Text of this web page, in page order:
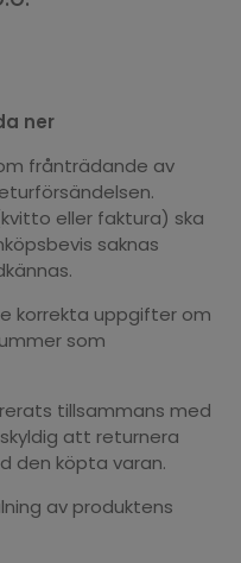
ner
frånträdande av
eller faktura) ska
saknas
korrekta uppgifter om
som
tillsammans med
att returnera
den köpta varan.
av produktens